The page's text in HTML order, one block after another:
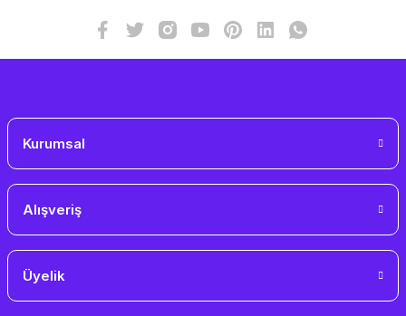
Kurumsal
Alışveriş
Üyelik